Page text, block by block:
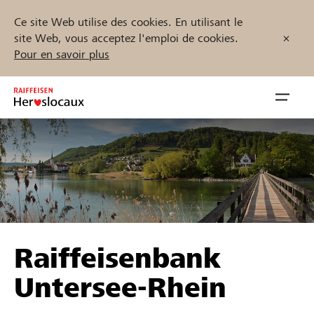
Ce site Web utilise des cookies. En utilisant le
site Web, vous acceptez l'emploi de cookies.
Pour en savoir plus
Inhalt
springen
öffnen
Parrainer
Soutien & assistance
Trouvez des projets et des organisations
Démarrez maintenant
Raiffeisenbank
Untersee-Rhein